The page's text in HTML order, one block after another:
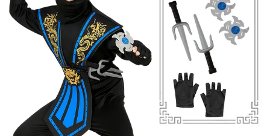
9390
Kosárba
Szállítás:
- Csomagautomata: 1190
forinttól
- Házhozszállítás: 2190
- Személyes átvétel:
ingyenesen